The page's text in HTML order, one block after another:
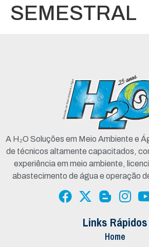
SEMESTRAL
A H₂O Soluções em Meio Ambiente e
de técnicos altamente capacitados,
experiência em meio ambiente,
abastecimento de água e operação
Links Rápidos
Home